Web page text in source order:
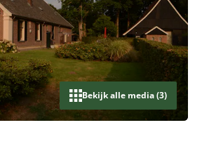
Bekijk alle media (3)